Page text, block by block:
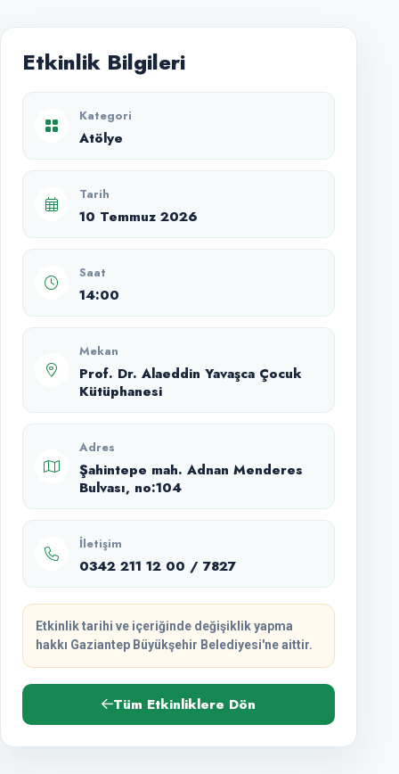
Etkinlik Bilgileri
Kategori
Atölye
Tarih
10 Temmuz 2026
Saat
14:00
Mekan
Prof. Dr. Alaeddin Yavaşca Çocuk
Kütüphanesi
Adres
Şahintepe mah. Adnan Menderes
Bulvası, no:104
İletişim
0342 211 12 00 / 7827
Etkinlik tarihi ve içeriğinde değişiklik yapma
hakkı Gaziantep Büyükşehir Belediyesi'ne aittir.
Tüm Etkinliklere Dön